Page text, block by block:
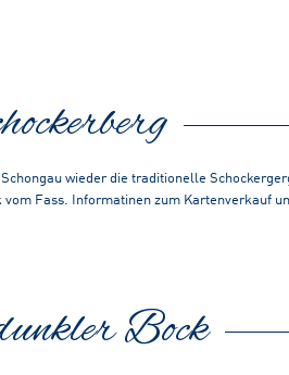
wieder die traditionelle
vom Fass. Informatinen zum Kartenverkauf
Bock